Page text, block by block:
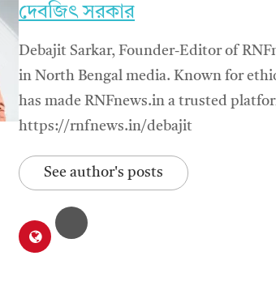
দেবজিৎ সরকার
Debajit Sarkar, Founder-Editor of
in North Bengal media. Known for
has made RNFnews.in a trusted
https://rnfnews.in/debajit
See author's posts